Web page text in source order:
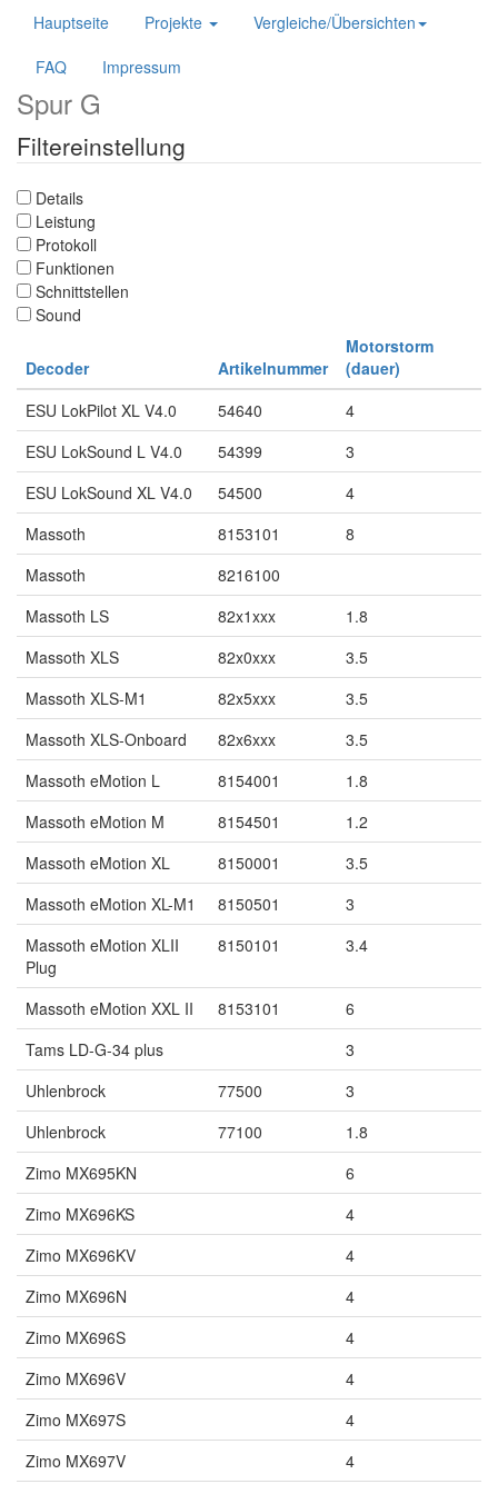
Hauptseite Projekte
Vergleiche/Übersichten
FAQ
Impressum
Spur G
Filtereinstellung
Details
Leistung
Protokoll
Funktionen
Schnittstellen
Sound
Decoder Artikelnummer
Motorstorm
(dauer)
ESU LokPilot XL V4.0
54640
4
ESU LokSound L V4.0
54399
3
ESU LokSound XL V4.0
54500
4
Massoth
8153101
8
Massoth
8216100
Massoth LS
82x1xxx
1.8
Massoth XLS
82x0xxx
3.5
Massoth XLS-M1
82x5xxx
3.5
Massoth XLS-Onboard
82x6xxx
3.5
Massoth eMotion L
8154001
1.8
Massoth eMotion M
8154501
1.2
Massoth eMotion XL
8150001
3.5
Massoth eMotion XL-M1
8150501
3
Massoth eMotion XLII
Plug
8150101 3.4
Massoth eMotion XXL II 8153101
6
Tams LD-G-34 plus
3
Uhlenbrock
77500
3
Uhlenbrock
77100
1.8
Zimo MX695KN
6
Zimo MX696KS
4
Zimo MX696KV
4
Zimo MX696N
4
Zimo MX696S
4
Zimo MX696V
4
Zimo MX697S
4
Zimo MX697V
4